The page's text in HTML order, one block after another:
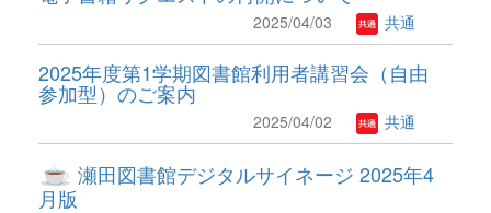
2025/04/03 共通
2025年度第1学期図書館利用者講習会（自由
参加型）のご案内
2025/04/02 共通
瀬田図書館デジタルサイネージ 2025年4
月版